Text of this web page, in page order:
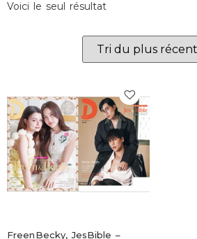
Voici le seul résultat
FreenBecky, JesBible –